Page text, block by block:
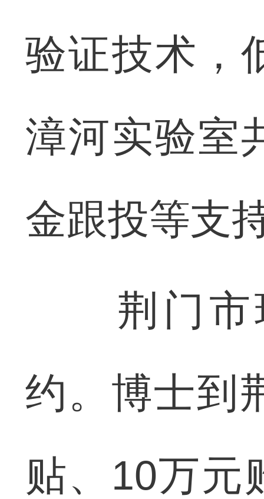
验证技术，
漳河实验室
金跟投等支
荆门市现
约。博士到
贴、10万元